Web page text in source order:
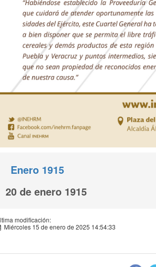
Enero 1915
20 de enero 1915
modificación:
Miércoles 15 de enero de 2025 14:54:33